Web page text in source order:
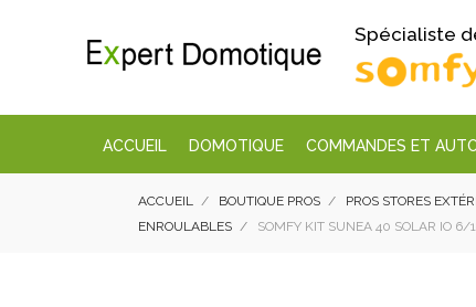
Spécialiste
ACCUEIL DOMOTIQUE COMMANDES ET
ACCUEIL BOUTIQUE PROS PROS STORES
ENROULABLES
SOMFY KIT SUNEA 40 SOLAR IO 6/